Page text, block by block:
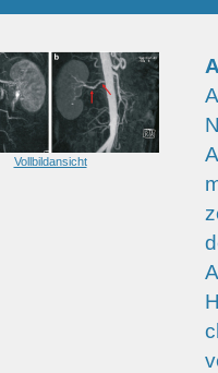
Vollbildansicht